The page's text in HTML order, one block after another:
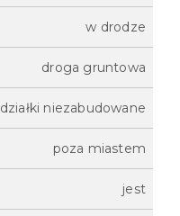
w drodze
droga gruntowa
działki niezabudowane
poza miastem
jest